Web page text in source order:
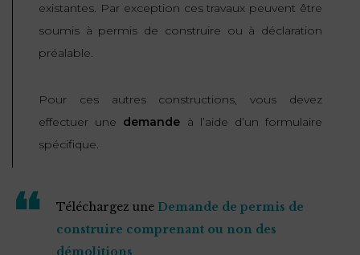
existantes. Par exception ces travaux peuvent être
soumis à permis de construire ou à déclaration
préalable.
Pour ces autres constructions, vous devez
effectuer une demande à l’aide d’un formulaire
spécifique.
Téléchargez une Demande de permis de
construire comprenant ou non des
démolitions